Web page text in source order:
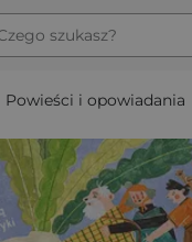
szukasz?
Powieści i opowiadania